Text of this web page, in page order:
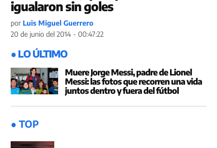
igualaron sin goles
por Luis Miguel Guerrero
20 de junio del 2014 - 00:47:22
● LO ÚLTIMO
Muere Jorge Messi, padre de Lionel
Messi: las fotos que recorren una vida
juntos dentro y fuera del fútbol
● TOP